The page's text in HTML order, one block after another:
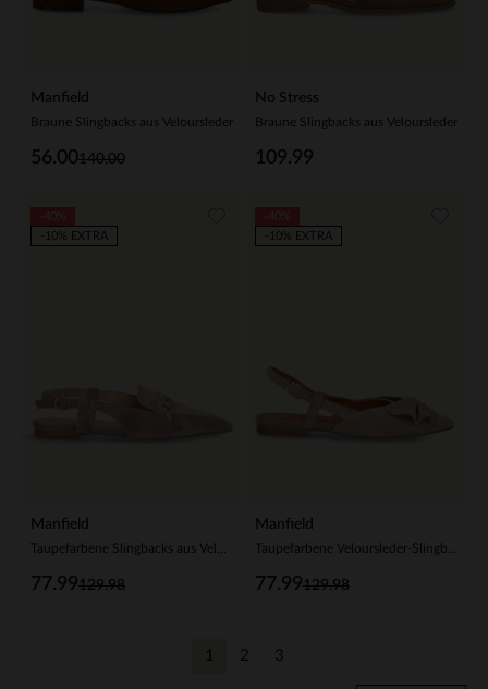
Manfield
Braune Slingbacks aus Veloursleder
140.00
56.00
No Stress
Braune Slingbacks aus Veloursleder
109.99
Manfield
129.98
77.99
-10% EXTRA
Manfield
129.98
77.99
-10% EXTRA
1 2 3